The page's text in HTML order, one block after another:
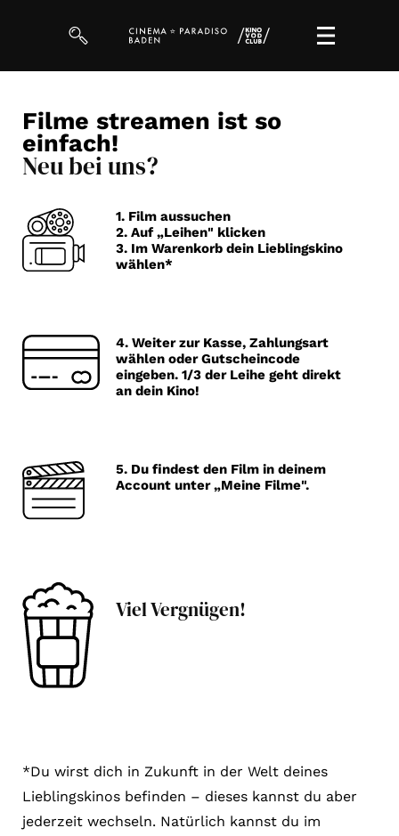
Filme
Magazin
VOD-Events
Gutscheine
& Filmpässe
Filme streamen ist so
einfach!
Neu bei uns?
1. Film aussuchen
2. Auf „Leihen" klicken
3. Im Warenkorb dein Lieblingskino
wählen*
4. Weiter zur Kasse, Zahlungsart
wählen oder Gutscheincode
eingeben. 1/3 der Leihe geht direkt
an dein Kino!
5. Du findest den Film in deinem
Account unter „Meine Filme".
Viel Vergnügen!
*Du wirst dich in Zukunft in der Welt deines
Lieblingskinos befinden – dieses kannst du aber
jederzeit wechseln. Natürlich kannst du im